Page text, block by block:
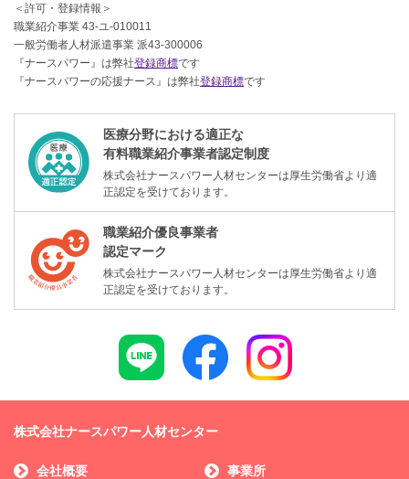
＜許可・登録情報＞
職業紹介事業 43-ユ-010011
一般労働者人材派遣事業 派43-300006
『ナースパワー』は弊社登録商標です
『ナースパワーの応援ナース』は弊社登録商標です
医療分野における適正な
有料職業紹介事業者認定制度
株式会社ナースパワー人材センターは厚生労働省より適
正認定を受けております。
職業紹介優良事業者
認定マーク
株式会社ナースパワー人材センターは厚生労働省より適
正認定を受けております。
株式会社ナースパワー人材センター
会社概要 事業所